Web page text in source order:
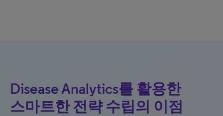
Disease Analytics를 활용한
스마트한 전략 수립의 이점